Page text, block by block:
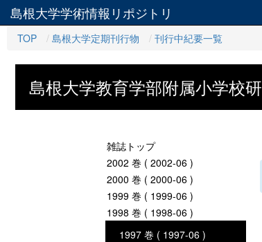
島根大学学術情報リポジトリ
TOP
島根大学定期刊行物 刊行中紀要一覧
島根大学教育学部附属小学校
雑誌トップ
2002 巻 ( 2002-06 )
2000 巻 ( 2000-06 )
1999 巻 ( 1999-06 )
1998 巻 ( 1998-06 )
1997 巻 ( 1997-06 )